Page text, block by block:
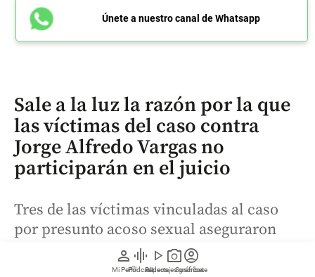
person
Mi Perfil
graphic_eq
Pódcast
play_arrow
Videos
photo_camera
Reportajes gráficos
account_circle
Suscríbete
Únete a nuestro canal de Whatsapp
Sale a la luz la razón por la que
las víctimas del caso contra
Jorge Alfredo Vargas no
participarán en el juicio
Tres de las víctimas vinculadas al caso
por presunto acoso sexual aseguraron
que “no se puede renunciar a un caso en
el que no hemos pedido estar” y